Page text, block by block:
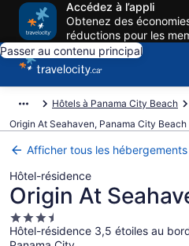
Accédez à l’appli
Obtenez des
réductions pour les
Passer au contenu principal
Hôtels à Panama City Beach
Origin At Seahaven, Panama City Beach
Afficher tous les hébergements
Hôtel-résidence
Origin At
Hébergement
3.5 étoiles
Hôtel-résidence 3,5 étoiles au